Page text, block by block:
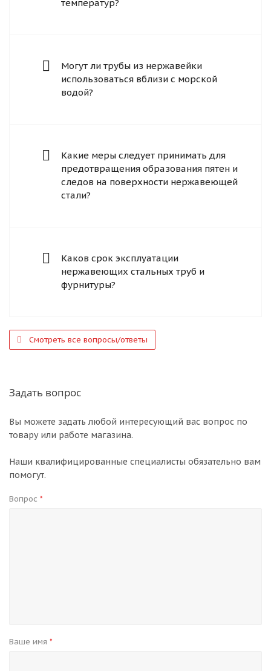
температур?
Могут ли трубы из нержавейки
использоваться вблизи с морской
водой?
Какие меры следует принимать для
предотвращения образования пятен и
следов на поверхности нержавеющей
стали?
Каков срок эксплуатации
нержавеющих стальных труб и
фурнитуры?
Смотреть все вопросы/ответы
Задать вопрос
Вы можете задать любой интересующий вас вопрос по
товару или работе магазина.
Наши квалифицированные специалисты обязательно вам
помогут.
Вопрос *
Ваше имя *